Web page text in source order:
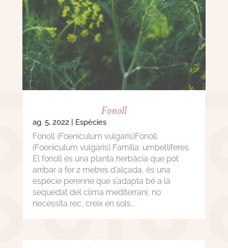
Fonoll
ag. 5, 2022| Espècies
Fonoll (Foeniculum vulgaris)Fonoll
(Foeniculum vulgaris) Família: umbel·líferes
El fonoll és una planta herbàcia que pot
arribar a fer 2 metres d’alçada, és una
espècie perenne que s’adapta bé a la
sequedat del clima mediterrani, no
necessita rec, creix en sols...